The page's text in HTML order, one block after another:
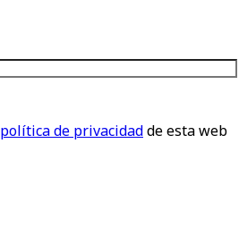
política de privacidadde esta web